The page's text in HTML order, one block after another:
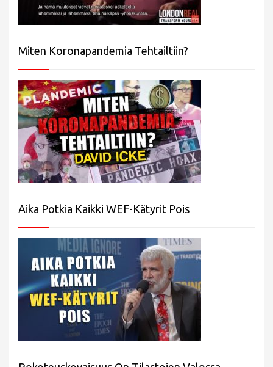
Miten Koronapandemia Tehtailtiin?
Aika Potkia Kaikki WEF-Kätyrit Pois